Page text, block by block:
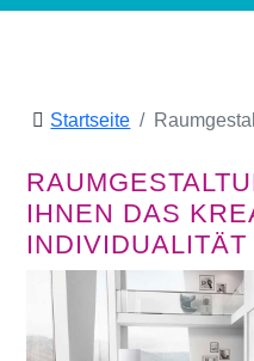
Startseite
IHNEN DAS
INDIVIDUALITÄT